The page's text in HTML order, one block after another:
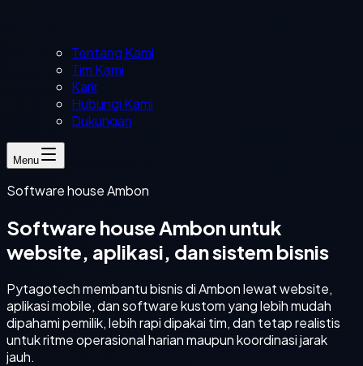
Tentang Kami
Tim Kami
Karir
Hubungi Kami
Dukungan
Menu
Software house Ambon
Software house Ambon untuk
website, aplikasi, dan sistem bisnis
Pytagotech membantu bisnis di Ambon lewat website,
aplikasi mobile, dan software kustom yang lebih mudah
dipahami pemilik, lebih rapi dipakai tim, dan tetap realistis
untuk ritme operasional harian maupun koordinasi jarak
jauh.